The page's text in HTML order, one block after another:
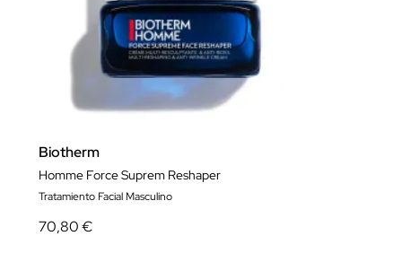
Biotherm
Homme Force Suprem Reshaper
Tratamiento Facial Masculino
70,80 €